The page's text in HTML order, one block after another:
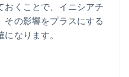
おくことで、イニシアチ
その影響をプラスにする
なります。